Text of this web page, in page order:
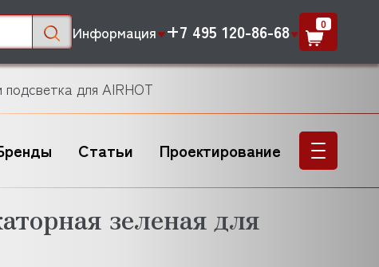
Информация +7 495 120-86-68 0
для AIRHOT
Статьи Проектирование
зеленая для